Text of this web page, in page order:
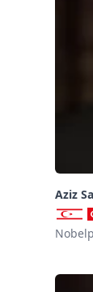
Aziz